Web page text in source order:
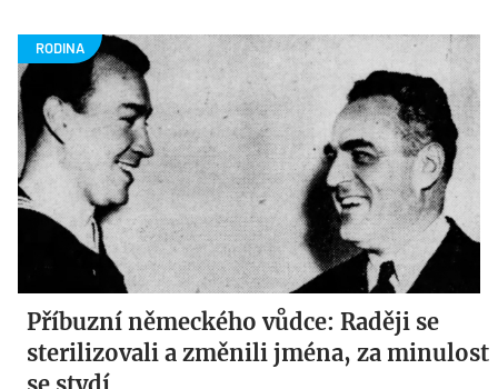
Příbuzní německého vůdce: Raději se
sterilizovali a změnili jména, za minulost